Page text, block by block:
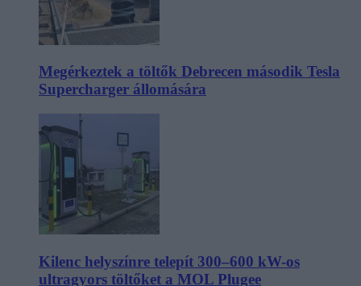
Megérkeztek a töltők Debrecen második Tesla
Supercharger állomására
Kilenc helyszínre telepít 300–600 kW-os
ultragyors töltőket a MOL Plugee